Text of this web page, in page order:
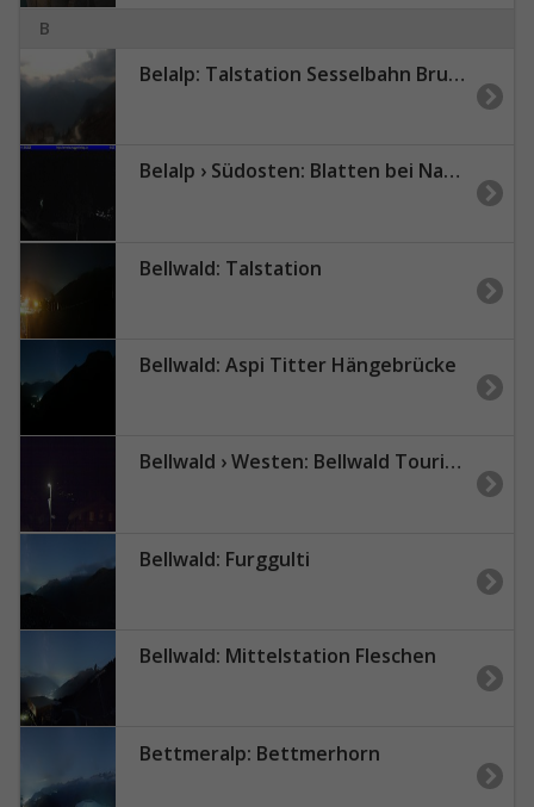
B
Belalp: Talstation Sesselbahn Bruchegg
Belalp › Südosten: Blatten bei Naters - Blindtäli
Bellwald: Talstation
Bellwald: Aspi Titter Hängebrücke
Bellwald › Westen: Bellwald Tourismus - Richinen
Bellwald: Furggulti
Bellwald: Mittelstation Fleschen
Bettmeralp: Bettmerhorn